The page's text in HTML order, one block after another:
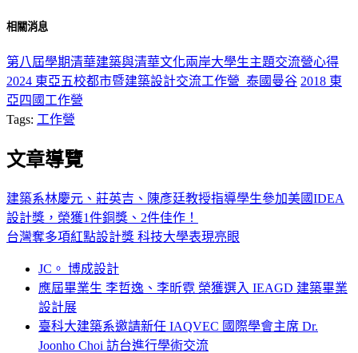
相關消息
第八屆學期清華建築與清華文化兩岸大學生主題交流營心得
2024 東亞五校都市暨建築設計交流工作營_泰國曼谷 2018 東
亞四國工作營
Tags: 工作營
文章導覽
建築系林慶元、莊英吉、陳彥廷教授指導學生參加美國IDEA
設計獎，榮獲1件銅獎、2件佳作！
台灣奪多項紅點設計獎 科技大學表現亮眼
JC。 博成設計
應屆畢業生 李哲逸、李昕霓 榮獲選入 IEAGD 建築畢業
設計展
臺科大建築系邀請新任 IAQVEC 國際學會主席 Dr.
Joonho Choi 訪台進行學術交流